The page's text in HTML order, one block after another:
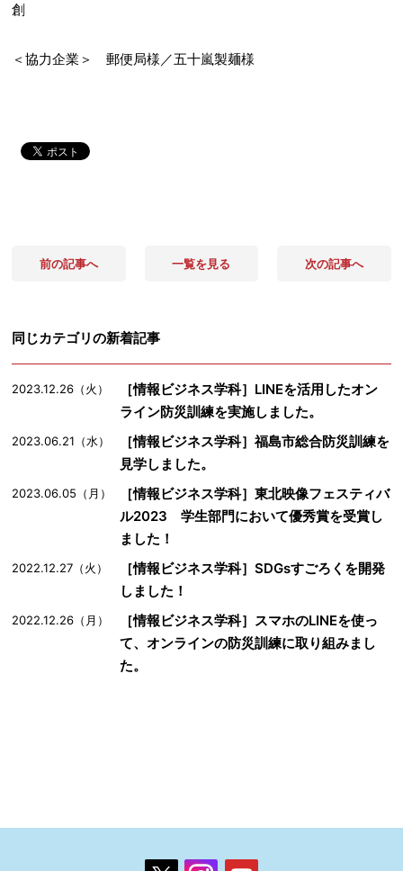
創
＜協力企業＞ 郵便局様／五十嵐製麺様
前の記事へ 一覧を見る 次の記事へ
同じカテゴリの新着記事
2023.12.26（火）
［情報ビジネス学科］LINEを活用したオン
ライン防災訓練を実施しました。
2023.06.21（水）
［情報ビジネス学科］福島市総合防災訓練を
見学しました。
2023.06.05（月）
［情報ビジネス学科］東北映像フェスティバ
ル2023 学生部門において優秀賞を受賞し
ました！
2022.12.27（火）
［情報ビジネス学科］SDGsすごろくを開発
しました！
2022.12.26（月）
［情報ビジネス学科］スマホのLINEを使っ
て、オンラインの防災訓練に取り組みまし
た。